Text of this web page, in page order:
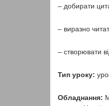
– добирати
– виразно
– створювати
Тип уроку:
Обладнання: